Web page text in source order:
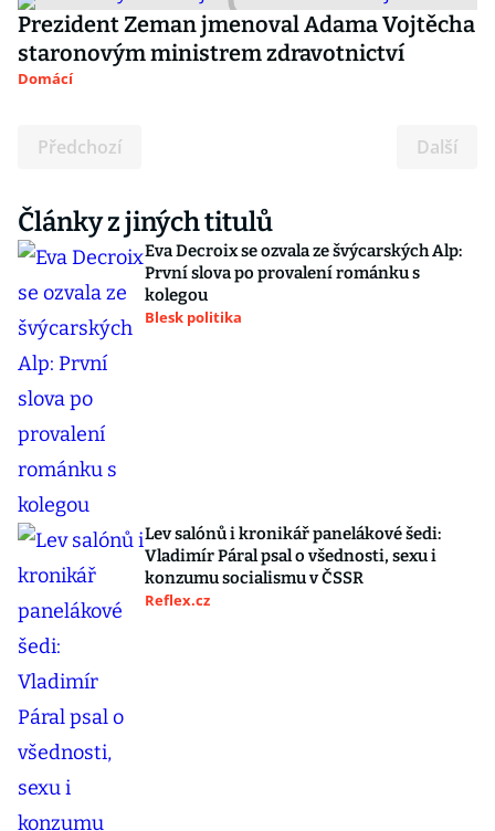
Prezident Zeman jmenoval Adama Vojtěcha
staronovým ministrem zdravotnictví
Domácí
Předchozí Další
Články z jiných titulů
Eva Decroix se ozvala ze švýcarských Alp:
První slova po provalení románku s
kolegou
Blesk politika
Lev salónů i kronikář panelákové šedi:
Vladimír Páral psal o všednosti, sexu i
konzumu socialismu v ČSSR
Reflex.cz